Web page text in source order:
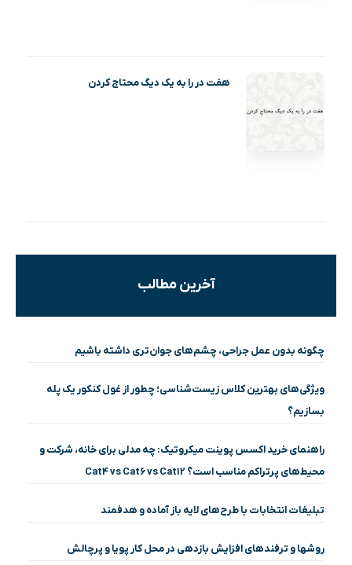
هفت در را به یک دیگ محتاج کردن
آخرین مطالب
چگونه بدون عمل جراحی، چشم‌های جوان‌تری داشته باشیم
ویژگی‌های بهترین کلاس زیست‌شناسی؛ چطور از غول کنکور یک پله
بسازیم؟
راهنمای خرید اکسس پوینت میکروتیک: چه مدلی برای خانه، شرکت و
محیط‌های پرتراکم مناسب است؟ Cat4 vs Cat6 vs Cat12
تبلیغات انتخابات با طرح‌های لایه باز آماده و هدفمند
روشها و ترفندهای افزایش بازدهی در محل کار پویا و پرچالش